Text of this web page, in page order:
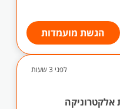
הגשת מועמדות
לפני 3 שעות
אלקטרוניקה